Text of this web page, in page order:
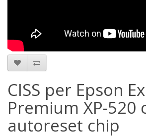
CISS per Epson
Premium XP-520
autoreset chip